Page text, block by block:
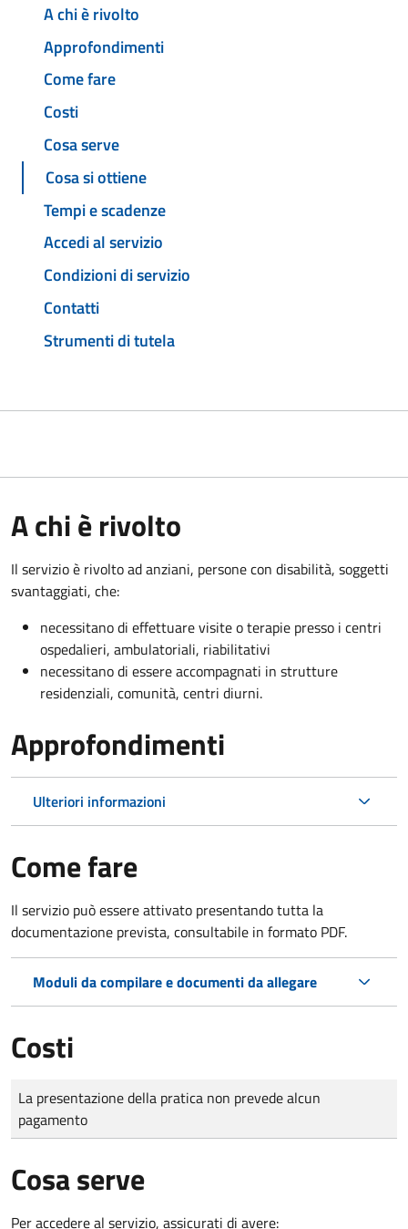
A chi è rivolto
Approfondimenti
Come fare
Costi
Cosa serve
Cosa si ottiene
Tempi e scadenze
Accedi al servizio
Condizioni di servizio
Contatti
Strumenti di tutela
A chi è rivolto
Il servizio è rivolto ad anziani, persone con disabilità, soggetti
svantaggiati, che:
necessitano di effettuare visite o terapie presso i centri
ospedalieri, ambulatoriali, riabilitativi
necessitano di essere accompagnati in strutture
residenziali, comunità, centri diurni.
Approfondimenti
Ulteriori informazioni
Come fare
Il servizio può essere attivato presentando tutta la
documentazione prevista, consultabile in formato PDF.
Moduli da compilare e documenti da allegare
Costi
Tipo di pagamento
Importo
La presentazione della pratica non prevede alcun
pagamento
Cosa serve
Per accedere al servizio, assicurati di avere: